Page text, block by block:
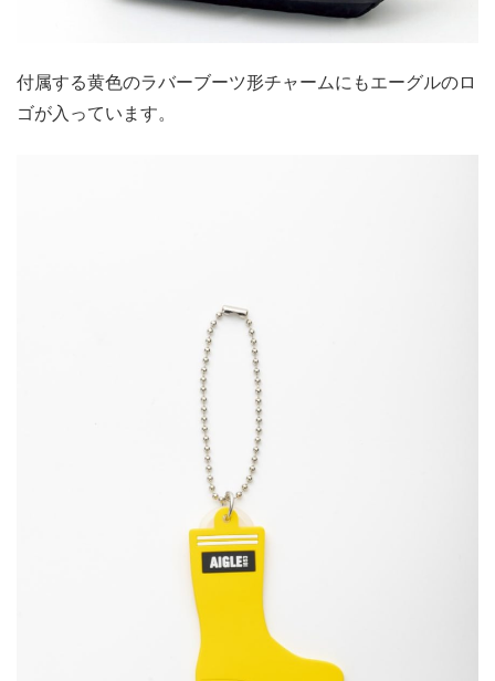
付属する黄色のラバーブーツ形チャームにもエーグルのロ
ゴが入っています。